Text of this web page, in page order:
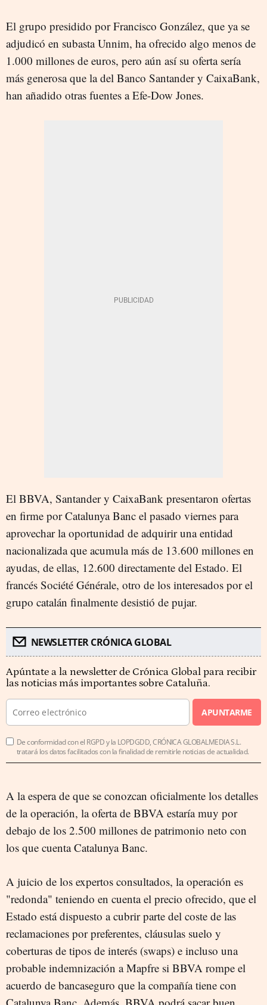
El grupo presidido por Francisco González, que ya se
adjudicó en subasta Unnim, ha ofrecido algo menos de
1.000 millones de euros, pero aún así su oferta sería
más generosa que la del Banco Santander y CaixaBank,
han añadido otras fuentes a Efe-Dow Jones.
El BBVA, Santander y CaixaBank presentaron ofertas
en firme por Catalunya Banc el pasado viernes para
aprovechar la oportunidad de adquirir una entidad
nacionalizada que acumula más de 13.600 millones en
ayudas, de ellas, 12.600 directamente del Estado. El
francés Société Générale, otro de los interesados por el
grupo catalán finalmente desistió de pujar.
NEWSLETTER CRÓNICA GLOBAL
Apúntate a la newsletter de Crónica Global para recibir
las noticias más importantes sobre Cataluña.
APUNTARME
De conformidad con el RGPD y la LOPDGDD, CRÓNICA GLOBALMEDIA S.L.
tratará los datos facilitados con la finalidad de remitirle noticias de actualidad.
A la espera de que se conozcan oficialmente los detalles
de la operación, la oferta de BBVA estaría muy por
debajo de los 2.500 millones de patrimonio neto con
los que cuenta Catalunya Banc.
A juicio de los expertos consultados, la operación es
"redonda" teniendo en cuenta el precio ofrecido, que el
Estado está dispuesto a cubrir parte del coste de las
reclamaciones por preferentes, cláusulas suelo y
coberturas de tipos de interés (swaps) e incluso una
probable indemnización a Mapfre si BBVA rompe el
acuerdo de bancaseguro que la compañía tiene con